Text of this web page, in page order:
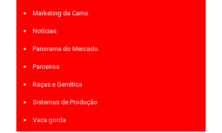
Marketing da Carne
Notícias
Panorama do Mercado
Parceiros
Raças e Genética
Sistemas de Produção
Vaca gorda